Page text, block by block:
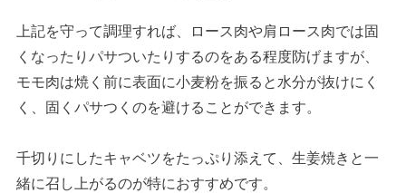
上記を守って調理すれば、ロース肉や肩ロース肉では固
くなったりパサついたりするのをある程度防げますが、
モモ肉は焼く前に表面に小麦粉を振ると水分が抜けにく
く、固くパサつくのを避けることができます。
千切りにしたキャベツをたっぷり添えて、生姜焼きと一
緒に召し上がるのが特におすすめです。